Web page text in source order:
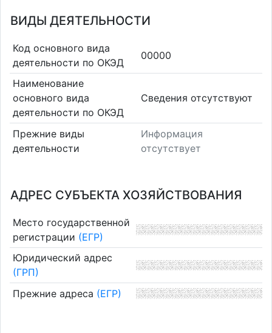
ВИДЫ ДЕЯТЕЛЬНОСТИ
Код основного вида
деятельности по ОКЭД
00000
Наименование
основного вида
деятельности по ОКЭД
Cведения отсутствуют
Прежние виды
деятельности
Информация
отсутствует
АДРЕС СУБЪЕКТА ХОЗЯЙСТВОВАНИЯ
Место государственной
регистрации (ЕГР)
Юридический адрес
(ГРП)
Прежние адреса (ЕГР)